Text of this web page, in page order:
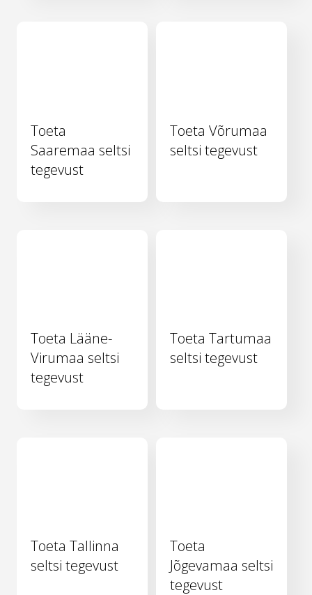
Toeta
Saaremaa seltsi
tegevust
Toeta Võrumaa
seltsi tegevust
Toeta Lääne-
Virumaa seltsi
tegevust
Toeta Tartumaa
seltsi tegevust
Toeta Tallinna
seltsi tegevust
Toeta
Jõgevamaa seltsi
tegevust